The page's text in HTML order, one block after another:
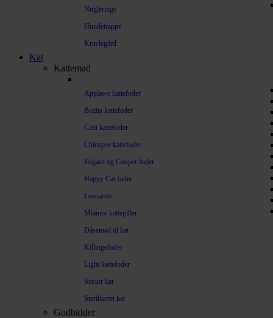
Nøgleringe
Hundetrappe
Kravlegård
Kat
Kattemad
Applaws kattefoder
Bozita kattefoder
Catit kattefoder
Chicopee kattefoder
Edgard og Cooper foder
Happy Cat foder
Leonardo
Miamor kattepiller
Dåsemad til kat
Killingefoder
Light kattefoder
Senior kat
Steriliseret kat
Godbidder